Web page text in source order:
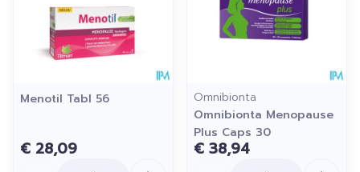
Menotil Tabl 56
€ 28,09
Omnibionta
Omnibionta Menopause
Plus Caps 30
€ 38,94